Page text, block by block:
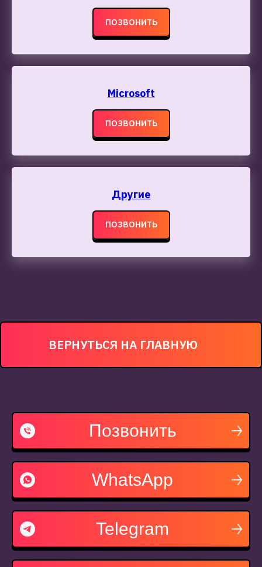
ПОЗВОНИТЬ
Microsoft
ПОЗВОНИТЬ
Другие
ПОЗВОНИТЬ
ВЕРНУТЬСЯ НА ГЛАВНУЮ
Позвонить
WhatsApp
Telegram